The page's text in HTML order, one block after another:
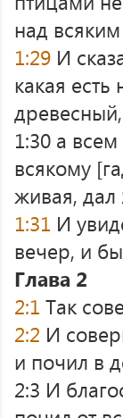
над
1:29 И
какая
1:30 а
всякому
живая, дал
1:31 И
вечер, и
Глава 2
2:1 Так
2:2 И
и почил в
2:3 И